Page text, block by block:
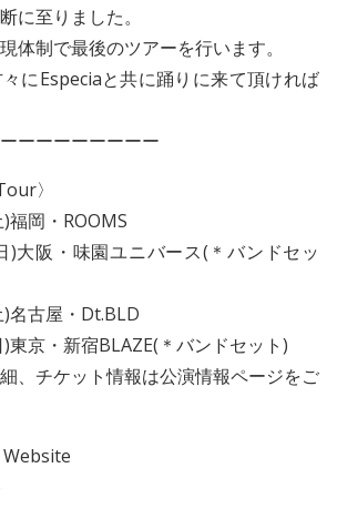
に至りました。
体制で最後のツアーを行います。
にEspeciaと共に踊りに来て頂ければ
ーーーーーーーー
〉
福岡・ROOMS
)大阪・味園ユニバース(＊バンドセッ
名古屋・Dt.BLD
東京・新宿BLAZE(＊バンドセット)
、チケット情報は公演情報ページをご
Website